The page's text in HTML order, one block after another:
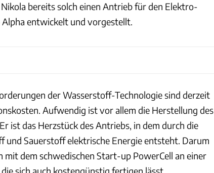
bereits solch einen Antrieb für den Elektro-
entwickelt und vorgestellt.
der Wasserstoff-Technologie sind derzeit
Aufwendig ist vor allem die Herstellung des
ist das Herzstück des Antriebs, in dem durch die
und Sauerstoff elektrische Energie entsteht. Darum
mit dem schwedischen Start-up PowerCell an einer